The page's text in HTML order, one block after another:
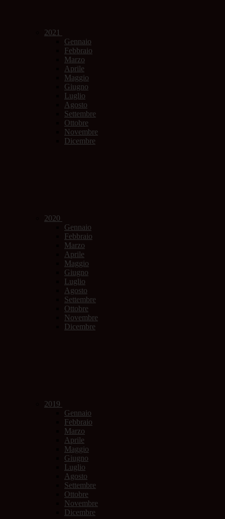
2021
Gennaio
Febbraio
Marzo
Aprile
Maggio
Giugno
Luglio
Agosto
Settembre
Ottobre
Novembre
Dicembre
2020
Gennaio
Febbraio
Marzo
Aprile
Maggio
Giugno
Luglio
Agosto
Settembre
Ottobre
Novembre
Dicembre
2019
Gennaio
Febbraio
Marzo
Aprile
Maggio
Giugno
Luglio
Agosto
Settembre
Ottobre
Novembre
Dicembre